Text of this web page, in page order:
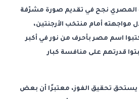
المصري نجح في تقديم صورة مشرّفة
مواجهته أمام منتخب الأرجنتين،
اسم مصر بأحرف من نور في أكبر
قدرتهم على منافسة كبار
يستحق تحقيق الفوز، معتبرًا أن بعض